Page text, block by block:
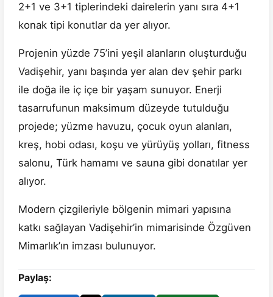
2+1 ve 3+1 tiplerindeki dairelerin yanı sıra 4+1
konak tipi konutlar da yer alıyor.
Projenin yüzde 75’ini yeşil alanların oluşturduğu
Vadişehir, yanı başında yer alan dev şehir parkı
ile doğa ile iç içe bir yaşam sunuyor. Enerji
tasarrufunun maksimum düzeyde tutulduğu
projede; yüzme havuzu, çocuk oyun alanları,
kreş, hobi odası, koşu ve yürüyüş yolları, fitness
salonu, Türk hamamı ve sauna gibi donatılar yer
alıyor.
Modern çizgileriyle bölgenin mimari yapısına
katkı sağlayan Vadişehir’in mimarisinde Özgüven
Mimarlık’ın imzası bulunuyor.
Paylaş: